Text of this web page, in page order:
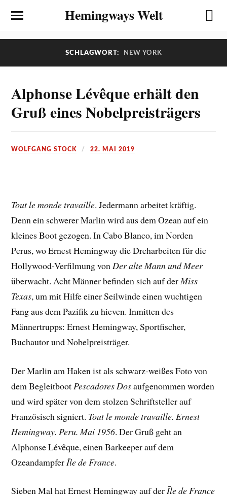
Hemingways Welt
SCHLAGWORT: NEW YORK
Alphonse Lévêque erhält den
Gruß eines Nobelpreisträgers
WOLFGANG STOCK 22. MAI 2019
Tout le monde travaille. Jedermann arbeitet kräftig.
Denn ein schwerer Marlin wird aus dem Ozean auf ein
kleines Boot gezogen. In Cabo Blanco, im Norden
Perus, wo Ernest Hemingway die Dreharbeiten für die
Hollywood-Verfilmung vonDer alte Mann und Meer
überwacht. Acht Männer befinden sich auf derMiss
Texas, um mit Hilfe einer Seilwinde einen wuchtigen
Fang aus dem Pazifik zu hieven. Inmitten des
Männertrupps: Ernest Hemingway, Sportfischer,
Buchautor und Nobelpreisträger.
Der Marlin am Haken ist als schwarz-weißes Foto von
dem Begleitboot Pescadores Dosaufgenommen worden
und wird später von dem stolzen Schriftsteller auf
Französisch signiert. Tout le monde travaille. Ernest
Hemingway. Peru. Mai 1956. Der Gruß geht an
Alphonse Lévêque, einen Barkeeper auf dem
Ozeandampfer Īle de France.
Sieben Mal hat Ernest Hemingway auf derĪle de France